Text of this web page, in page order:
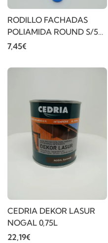
RODILLO FACHADAS
POLIAMIDA ROUND S/50
22CM
7,45€
CEDRIA DEKOR LASUR
NOGAL 0,75L
22,19€